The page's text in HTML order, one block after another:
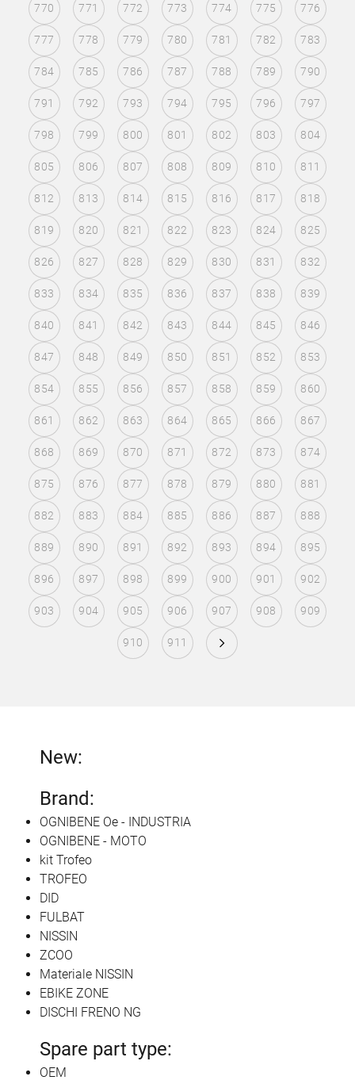
770 771 772 773 774 775 776
777 778 779 780 781 782 783
784 785 786 787 788 789 790
791 792 793 794 795 796 797
798 799 800 801 802 803 804
805 806 807 808 809 810 811
812 813 814 815 816 817 818
819 820 821 822 823 824 825
826 827 828 829 830 831 832
833 834 835 836 837 838 839
840 841 842 843 844 845 846
847 848 849 850 851 852 853
854 855 856 857 858 859 860
861 862 863 864 865 866 867
868 869 870 871 872 873 874
875 876 877 878 879 880 881
882 883 884 885 886 887 888
889 890 891 892 893 894 895
896 897 898 899 900 901 902
903 904 905 906 907 908 909
910 911
New:
Brand:
OGNIBENE Oe - INDUSTRIA
OGNIBENE - MOTO
kit Trofeo
TROFEO
DID
FULBAT
NISSIN
ZCOO
Materiale NISSIN
EBIKE ZONE
DISCHI FRENO NG
Spare part type:
OEM